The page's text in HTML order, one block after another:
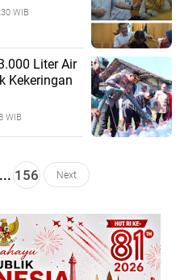
WIB
Liter Air
Kekeringan
WIB
... 156 Next